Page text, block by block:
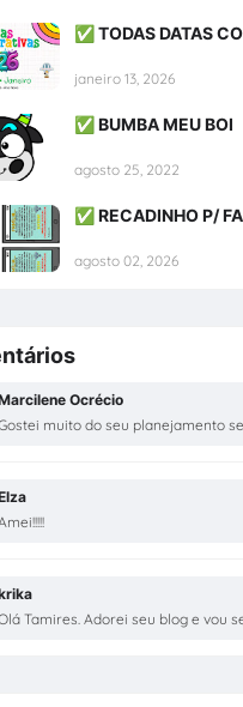
✅ TODAS DATAS
janeiro 13, 2026
✅ BUMBA MEU BOI
agosto 25, 2022
✅ RECADINHO P/
agosto 02, 2026
Ocrécio
muito do seu planejamento
Tamires. Adorei seu blog e vou